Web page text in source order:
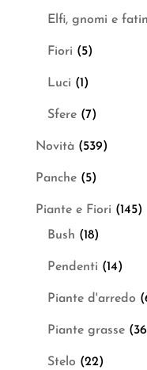
Elfi, gnomi e
Fiori (5)
Luci (1)
Sfere (7)
Novità (539)
Panche (5)
Piante e Fiori (145)
Bush (18)
Pendenti (14)
Piante d'arredo
Piante grasse
Stelo (22)